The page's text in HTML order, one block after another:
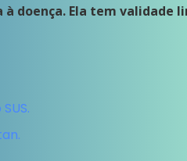
doença. Ela tem validade